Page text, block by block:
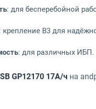
: для бесперебойной
: крепление B3 для
: для различных ИБП.
GP12170 17А/ч на